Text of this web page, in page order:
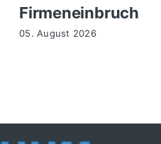
Firmeneinbruch
05. August 2026